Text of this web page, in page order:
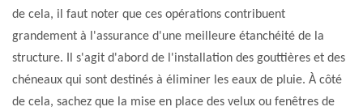
de cela, il faut noter que ces opérations contribuent
grandement à l'assurance d'une meilleure étanchéité de la
structure. Il s'agit d'abord de l'installation des gouttières et des
chéneaux qui sont destinés à éliminer les eaux de pluie. À côté
de cela, sachez que la mise en place des velux ou fenêtres de